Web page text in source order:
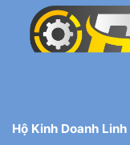
Hộ Kinh Doanh